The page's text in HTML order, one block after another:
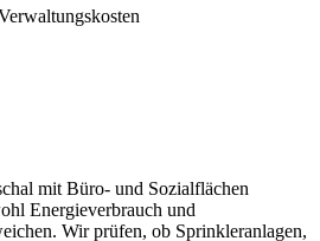
mit Büro- und Sozialflächen
Energieverbrauch und
Wir prüfen, ob Sprinkleranlagen,